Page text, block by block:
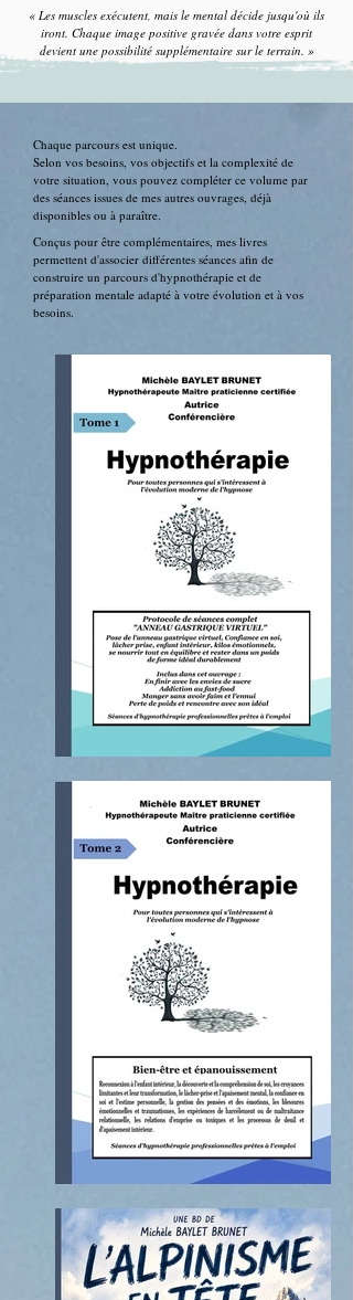
« Les muscles exécutent, mais le mental décide jusqu'où ils
iront. Chaque image positive gravée dans votre esprit
devient une possibilité supplémentaire sur le terrain. »
Chaque parcours est unique.
Selon vos besoins, vos objectifs et la complexité de
votre situation, vous pouvez compléter ce volume par
des séances issues de mes autres ouvrages, déjà
disponibles ou à paraître.
Conçus pour être complémentaires, mes livres
permettent d'associer différentes séances afin de
construire un parcours d'hypnothérapie et de
préparation mentale adapté à votre évolution et à vos
besoins.